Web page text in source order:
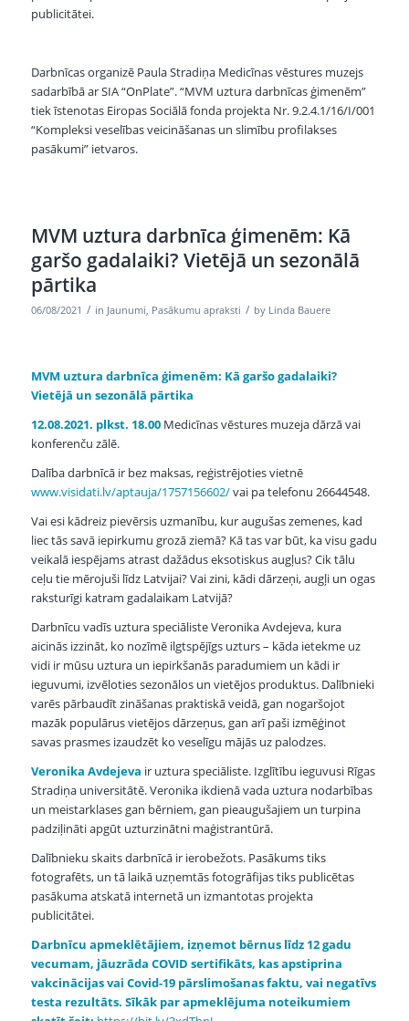
publicitātei.
Darbnīcas organizē Paula Stradiņa Medicīnas vēstures muzejs
sadarbībā ar SIA “OnPlate”. “MVM uztura darbnīcas ģimenēm”
tiek īstenotas Eiropas Sociālā fonda projekta Nr. 9.2.4.1/16/I/001
“Kompleksi veselības veicināšanas un slimību profilakses
pasākumi” ietvaros.
MVM uztura darbnīca ģimenēm: Kā
garšo gadalaiki? Vietējā un sezonālā
pārtika
06/08/2021 / in Jaunumi, Pasākumu apraksti / by Linda Bauere
MVM uztura darbnīca ģimenēm: Kā garšo gadalaiki?
Vietējā un sezonālā pārtika
12.08.2021. plkst. 18.00 Medicīnas vēstures muzeja dārzā vai
konferenču zālē.
Dalība darbnīcā ir bez maksas, reģistrējoties vietnē
www.visidati.lv/aptauja/1757156602/vai pa telefonu 26644548.
Vai esi kādreiz pievērsis uzmanību, kur augušas zemenes, kad
liec tās savā iepirkumu grozā ziemā? Kā tas var būt, ka visu gadu
veikalā iespējams atrast dažādus eksotiskus augļus? Cik tālu
ceļu tie mērojuši līdz Latvijai? Vai zini, kādi dārzeņi, augļi un ogas
raksturīgi katram gadalaikam Latvijā?
Darbnīcu vadīs uztura speciāliste Veronika Avdejeva, kura
aicinās izzināt, ko nozīmē ilgtspējīgs uzturs – kāda ietekme uz
vidi ir mūsu uztura un iepirkšanās paradumiem un kādi ir
ieguvumi, izvēloties sezonālos un vietējos produktus. Dalībnieki
varēs pārbaudīt zināšanas praktiskā veidā, gan nogaršojot
mazāk populārus vietējos dārzeņus, gan arī paši izmēģinot
savas prasmes izaudzēt ko veselīgu mājās uz palodzes.
Veronika Avdejeva ir uztura speciāliste. Izglītību ieguvusi Rīgas
Stradiņa universitātē. Veronika ikdienā vada uztura nodarbības
un meistarklases gan bērniem, gan pieaugušajiem un turpina
padziļināti apgūt uzturzinātni maģistrantūrā.
Dalībnieku skaits darbnīcā ir ierobežots. Pasākums tiks
fotografēts, un tā laikā uzņemtās fotogrāfijas tiks publicētas
pasākuma atskatā internetā un izmantotas projekta
publicitātei.
Darbnīcu apmeklētājiem, izņemot bērnus līdz 12 gadu
vecumam, jāuzrāda COVID sertifikāts, kas apstiprina
vakcinācijas vai Covid-19 pārslimošanas faktu, vai negatīvs
testa rezultāts. Sīkāk par apmeklējuma noteikumiem